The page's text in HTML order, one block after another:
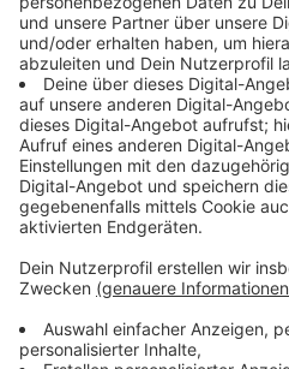
Single zu veröffentlichen.
Anzeige
"Dadurch, dass ich jetzt
dachte ich ist jetzt ein
perfekte Zeitpunkt, um
machen und um die
auf mich aufmerksam